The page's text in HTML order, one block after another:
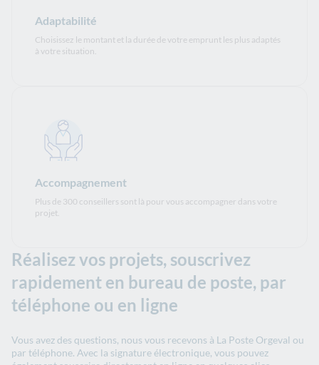
Adaptabilité
Choisissez le montant et la durée de votre emprunt les plus adaptés
à votre situation.
Accompagnement
Plus de 300 conseillers sont là pour vous accompagner dans votre
projet.
Réalisez vos projets, souscrivez
rapidement en bureau de poste, par
téléphone ou en ligne
Vous avez des questions, nous vous recevons à La Poste Orgeval ou
par téléphone. Avec la signature électronique, vous pouvez